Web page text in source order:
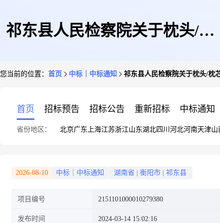
祁东县人民检察院关于枕头/枕
您当前的位置： 首页 中标｜中标通知 祁东县人民检察院关于枕头/枕
首页 招标预告 招标公告 重新招标 中标通知
省份地区： 北京广东 上海江苏浙江山东湖北四川 河北河南天津山
2026-08-10 中标｜中标通知 湖南省 衡阳市 祁东县
项目编号 2151101000010279380
发布时间 2024-03-14 15:02:16